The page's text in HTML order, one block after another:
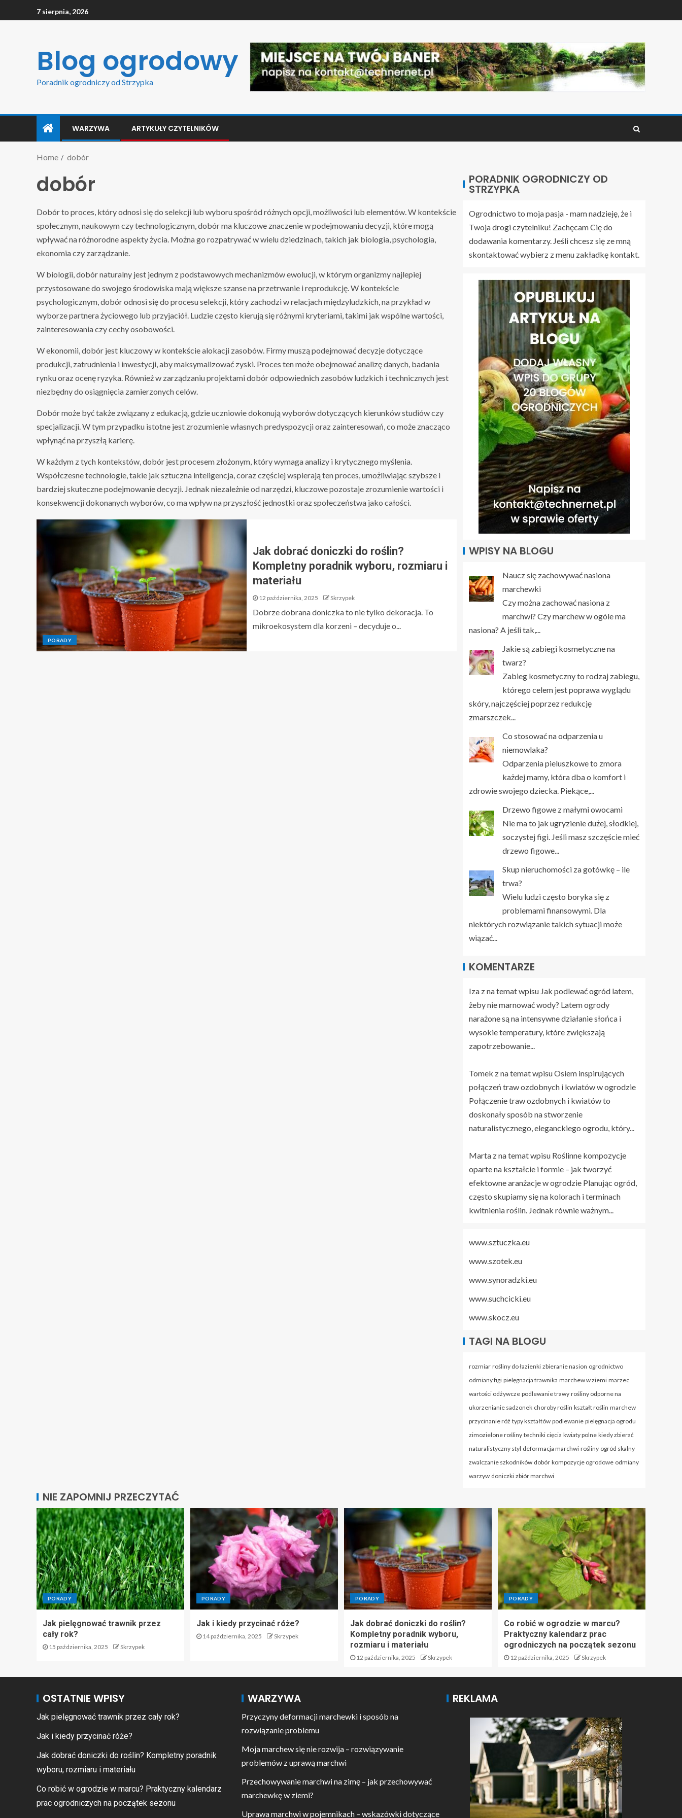
7 sierpnia, 2026
Blog ogrodowy
Poradnik ogrodniczy od Strzypka
WARZYWA ARTYKUŁY CZYTELNIKÓW
Home dobór
dobór
Dobór to proces, który odnosi się do selekcji lub wyboru spośród różnych opcji, możliwości lub elementów. W kontekście
społecznym, naukowym czy technologicznym, dobór ma kluczowe znaczenie w podejmowaniu decyzji, które mogą
wpływać na różnorodne aspekty życia. Można go rozpatrywać w wielu dziedzinach, takich jak biologia, psychologia,
ekonomia czy zarządzanie.
W biologii, dobór naturalny jest jednym z podstawowych mechanizmów ewolucji, w którym organizmy najlepiej
przystosowane do swojego środowiska mają większe szanse na przetrwanie i reprodukcję. W kontekście
psychologicznym, dobór odnosi się do procesu selekcji, który zachodzi w relacjach międzyludzkich, na przykład w
wyborze partnera życiowego lub przyjaciół. Ludzie często kierują się różnymi kryteriami, takimi jak wspólne wartości,
zainteresowania czy cechy osobowości.
W ekonomii, dobór jest kluczowy w kontekście alokacji zasobów. Firmy muszą podejmować decyzje dotyczące
produkcji, zatrudnienia i inwestycji, aby maksymalizować zyski. Proces ten może obejmować analizę danych, badania
rynku oraz ocenę ryzyka. Również w zarządzaniu projektami dobór odpowiednich zasobów ludzkich i technicznych jest
niezbędny do osiągnięcia zamierzonych celów.
Dobór może być także związany z edukacją, gdzie uczniowie dokonują wyborów dotyczących kierunków studiów czy
specjalizacji. W tym przypadku istotne jest zrozumienie własnych predyspozycji oraz zainteresowań, co może znacząco
wpłynąć na przyszłą karierę.
W każdym z tych kontekstów, dobór jest procesem złożonym, który wymaga analizy i krytycznego myślenia.
Współczesne technologie, takie jak sztuczna inteligencja, coraz częściej wspierają ten proces, umożliwiając szybsze i
bardziej skuteczne podejmowanie decyzji. Jednak niezależnie od narzędzi, kluczowe pozostaje zrozumienie wartości i
konsekwencji dokonanych wyborów, co ma wpływ na przyszłość jednostki oraz społeczeństwa jako całości.
PORADY
Jak dobrać doniczki do roślin?
Kompletny poradnik wyboru, rozmiaru i
materiału
12 października, 2025 Skrzypek
Dobrze dobrana doniczka to nie tylko dekoracja. To
mikroekosystem dla korzeni – decyduje o...
PORADNIK OGRODNICZY OD
STRZYPKA
Ogrodnictwo to moja pasja - mam nadzieję, że i
Twoja drogi czytelniku! Zachęcam Cię do
dodawania komentarzy. Jeśli chcesz się ze mną
skontaktować wybierz z menu zakładkę kontakt.
WPISY NA BLOGU
Naucz się zachowywać nasiona
marchewki
Czy można zachować nasiona z
marchwi? Czy marchew w ogóle ma
nasiona? A jeśli tak,...
Jakie są zabiegi kosmetyczne na
twarz?
Zabieg kosmetyczny to rodzaj zabiegu,
którego celem jest poprawa wyglądu
skóry, najczęściej poprzez redukcję
zmarszczek...
Co stosować na odparzenia u
niemowlaka?
Odparzenia pieluszkowe to zmora
każdej mamy, która dba o komfort i
zdrowie swojego dziecka. Piekące,...
Drzewo figowe z małymi owocami
Nie ma to jak ugryzienie dużej, słodkiej,
soczystej figi. Jeśli masz szczęście mieć
drzewo figowe...
Skup nieruchomości za gotówkę – ile
trwa?
Wielu ludzi często boryka się z
problemami finansowymi. Dla
niektórych rozwiązanie takich sytuacji może
wiązać...
KOMENTARZE
Iza z na temat wpisu Jak podlewać ogród latem,
żeby nie marnować wody? Latem ogrody
narażone są na intensywne działanie słońca i
wysokie temperatury, które zwiększają
zapotrzebowanie...
Tomek z na temat wpisuOsiem inspirujących
połączeń traw ozdobnych i kwiatów w ogrodzie
Połączenie traw ozdobnych i kwiatów to
doskonały sposób na stworzenie
naturalistycznego, eleganckiego ogrodu, który...
Marta z na temat wpisu Roślinne kompozycje
oparte na kształcie i formie – jak tworzyć
efektowne aranżacje w ogrodzie Planując ogród,
często skupiamy się na kolorach i terminach
kwitnienia roślin. Jednak równie ważnym...
www.sztuczka.eu
www.szotek.eu
www.synoradzki.eu
www.suchcicki.eu
www.skocz.eu
TAGI NA BLOGU
rozmiar rośliny do łazienki zbieranie nasion ogrodnictwo
odmiany figi pielęgnacja trawnika marchew w ziemi marzec
wartości odżywcze podlewanie trawy rośliny odporne na
ukorzenianie sadzonek choroby roślin kształt roślin marchew
przycinanie róż typy kształtów podlewanie pielęgnacja ogrodu
zimozielone rośliny techniki cięcia kwiaty polne kiedy zbierać
naturalistyczny styl deformacja marchwi rośliny ogród skalny
zwalczanie szkodników dobór kompozycje ogrodowe odmiany
warzyw doniczki zbiór marchwi
NIE ZAPOMNIJ PRZECZYTAĆ
PORADY
Jak pielęgnować trawnik przez
cały rok?
15 października, 2025 Skrzypek
PORADY
Jak i kiedy przycinać róże?
14 października, 2025 Skrzypek
PORADY
Jak dobrać doniczki do roślin?
Kompletny poradnik wyboru,
rozmiaru i materiału
12 października, 2025 Skrzypek
PORADY
Co robić w ogrodzie w marcu?
Praktyczny kalendarz prac
ogrodniczych na początek sezonu
12 października, 2025 Skrzypek
OSTATNIE WPISY
Jak pielęgnować trawnik przez cały rok?
Jak i kiedy przycinać róże?
Jak dobrać doniczki do roślin? Kompletny poradnik
wyboru, rozmiaru i materiału
Co robić w ogrodzie w marcu? Praktyczny kalendarz
prac ogrodniczych na początek sezonu
WARZYWA
Przyczyny deformacji marchewki i sposób na
rozwiązanie problemu
Moja marchew się nie rozwija – rozwiązywanie
problemów z uprawą marchwi
Przechowywanie marchwi na zimę – jak przechowywać
marchewkę w ziemi?
Uprawa marchwi w pojemnikach – wskazówki dotyczące
REKLAMA